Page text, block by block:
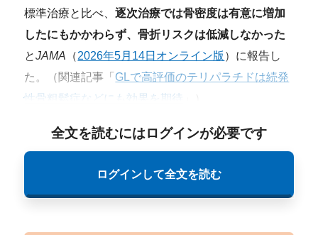
標準治療と比べ、逐次治療では骨密度は有意に増加
したにもかかわらず、骨折リスクは低減しなかった
とJAMA （2026年5月14日オンライン版 ）に報告し
た。（関連記事「 GLで高評価のテリパラチドは続発
性骨粗鬆症などにも効果を期待
全文を読むにはログインが必要です
ログインして全文を読む